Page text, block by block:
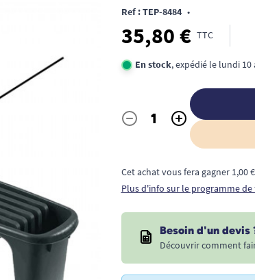
Ref : TEP-8484 •
35,80 € TTC
En stock, expédié le lundi 10
Quantité
- +
Cet achat vous fera gagner 1,00
Plus d'info sur le programme
Besoin d'un devis
Découvrir comment